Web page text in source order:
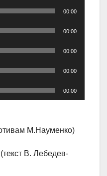
00:00
00:00
00:00
00:00
00:00
М.Науменко)
(текст В. Лебедев-